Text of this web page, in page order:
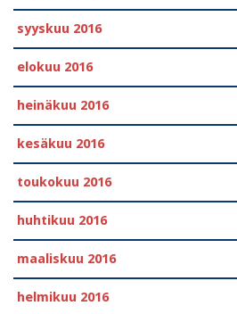
syyskuu 2016
elokuu 2016
heinäkuu 2016
kesäkuu 2016
toukokuu 2016
huhtikuu 2016
maaliskuu 2016
helmikuu 2016